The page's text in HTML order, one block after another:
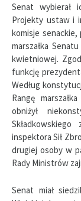
Senat wybierał
Projekty ustaw i
komisje
marszałka
kwietniowej.
funkcję
Według
Rangę
obniżył
inspektora Sił
drugiej osoby w
Rady Ministrów
Senat miał